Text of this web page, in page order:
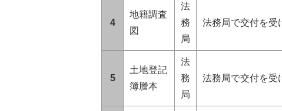
4
地籍調査
図
法
務
局
法務局で交付を受
5
土地登記
簿謄本
法
務
局
法務局で交付を受